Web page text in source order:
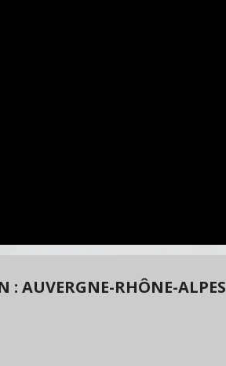
: AUVERGNE-RHÔNE-ALPES